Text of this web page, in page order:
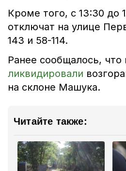
Кроме того, с 13:30 до
отключат на улице
143 и 58-114.
Ранее сообщалось, что
ликвидировали
на склоне Машука.
Читайте также: